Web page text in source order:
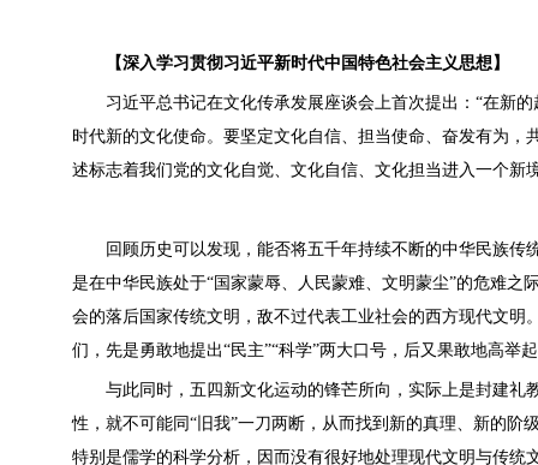
【深入学习贯彻习近平新时代中国特色社会主义思想】
习近平总书记在文化传承发展座谈会上首次提出：“在新的
时代新的文化使命。要坚定文化自信、担当使命、奋发有为
述标志着我们党的文化自觉、文化自信、文化担当进入一个新
回顾历史可以发现，能否将五千年持续不断的中华民族传
是在中华民族处于“国家蒙辱、人民蒙难、文明蒙尘”的危难
会的落后国家传统文明，敌不过代表工业社会的西方现代文
们，先是勇敢地提出“民主”“科学”两大口号，后又果敢地高
与此同时，五四新文化运动的锋芒所向，实际上是封建礼
性，就不可能同“旧我”一刀两断，从而找到新的真理、新的
特别是儒学的科学分析，因而没有很好地处理现代文明与传